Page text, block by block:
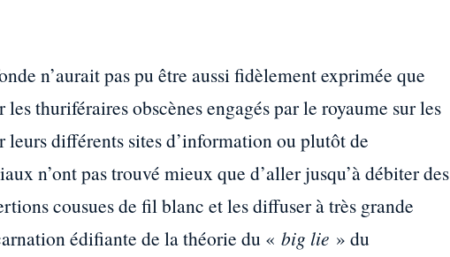
n’aurait pas pu être aussi fidèlement exprimée que
les thuriféraires obscènes engagés par le royaume sur les
leurs différents sites d’information ou plutôt de
n’ont pas trouvé mieux que d’aller jusqu’à débiter des
cousues de fil blanc et les diffuser à très grande
édifiante de la théorie du « big lie » du